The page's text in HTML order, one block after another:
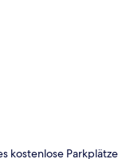
kostenlose Parkplätze